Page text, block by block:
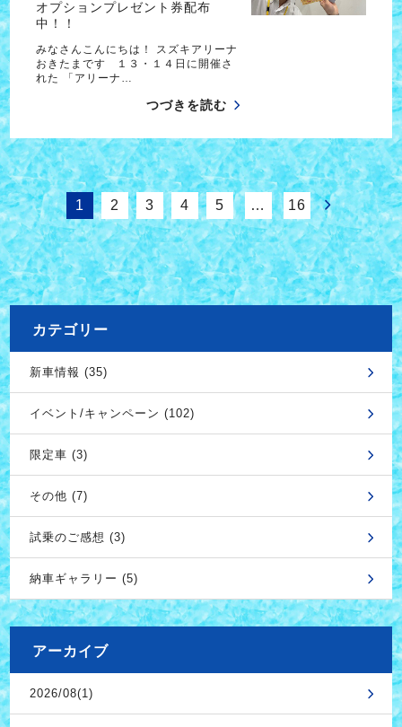
オプションプレゼント券配布
中！！
みなさんこんにちは！ スズキアリーナ
おきたまです １３・１４日に開催さ
れた 「アリーナ…
つづきを読む
1 2 3 4 5 … 16
カテゴリー
新車情報 (35)
イベント/キャンペーン (102)
限定車 (3)
その他 (7)
試乗のご感想 (3)
納車ギャラリー (5)
アーカイブ
2026/08(1)